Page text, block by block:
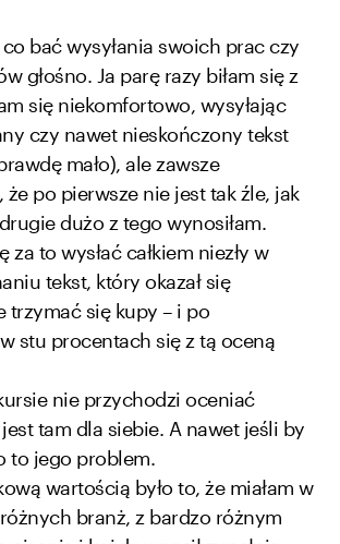
bać wysyłania swoich prac czy
głośno. Ja parę razy biłam się z
się niekomfortowo, wysyłając
czy nawet nieskończony tekst
mało), ale zawsze
że po pierwsze nie jest tak źle, jak
dużo z tego wynosiłam.
za to wysłać całkiem niezły w
tekst, który okazał się
trzymać się kupy – i po
stu procentach się z tą oceną
nie przychodzi oceniać
tam dla siebie. A nawet jeśli by
to jego problem.
wartością było to, że miałam w
branż, z bardzo różnym